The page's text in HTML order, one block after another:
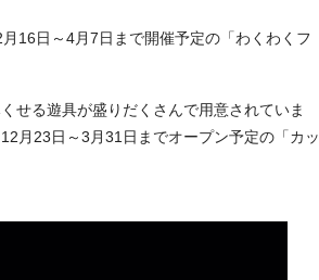
16日～4月7日まで開催予定の「わくわくフ
せる遊具が盛りだくさんで用意されていま
月23日～3月31日までオープン予定の「カッ